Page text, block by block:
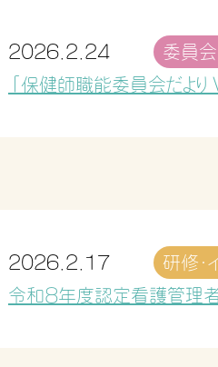
2026.2.24
委員会
「保健師職能委員会だよ
2026.2.17
研修・
令和８年度認定看護管理